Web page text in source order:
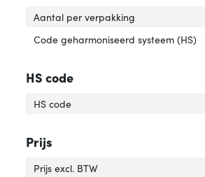
Aantal per verpakking
Code geharmoniseerd systeem (HS)
HS code
HS code
Prijs
Prijs excl. BTW